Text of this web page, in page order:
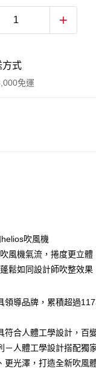
方式
免運
付
先享後付」】
付是「在收到商品之後才付
需註冊會員、不需綁卡、不
確認商品／服務後，再付款
滿NT$3,000(含以上)免
吹風機
風機氣流，捲度更立體
鬆如同設計師吹整效果
領導品牌，累積超過
符合人體工學設計，百
－人體工學設計搭配獨
更光澤，打造全新吹風